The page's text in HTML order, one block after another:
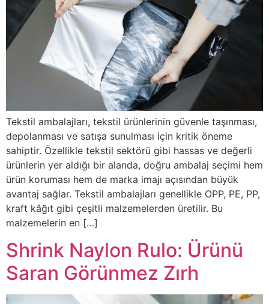
Tekstil ambalajları, tekstil ürünlerinin güvenle taşınması,
depolanması ve satışa sunulması için kritik öneme
sahiptir. Özellikle tekstil sektörü gibi hassas ve değerli
ürünlerin yer aldığı bir alanda, doğru ambalaj seçimi hem
ürün koruması hem de marka imajı açısından büyük
avantaj sağlar. Tekstil ambalajları genellikle OPP, PE, PP,
kraft kâğıt gibi çeşitli malzemelerden üretilir. Bu
malzemelerin en […]
Shrink Naylon Rulo: Ürünü
Saran Görünmez Zırh